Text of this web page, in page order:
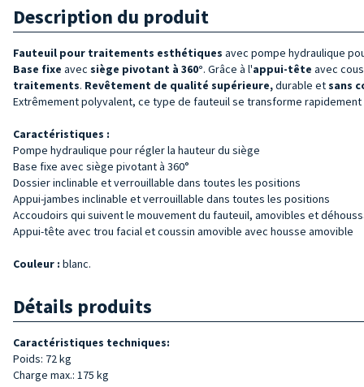
Description du produit
Fauteuil pour traitements esthétiques avec pompe hydraulique
Base fixe avec siège pivotant à 360°. Grâce à l'appui-tête avec
traitements. Revêtement de qualité supérieure,durable etsans
Extrêmement polyvalent, ce type de fauteuil se transforme
Caractéristiques :
Pompe hydraulique pour régler la hauteur du siège
Base fixe avec siège pivotant à 360°
Dossier inclinable et verrouillable dans toutes les positions
Appui-jambes inclinable et verrouillable dans toutes les positions
Accoudoirs qui suivent le mouvement du fauteuil, amovibles et
Appui-tête avec trou facial et coussin amovible avec housse amovible
Couleur : blanc.
Détails produits
Caractéristiques techniques:
Poids: 72 kg
Charge max.: 175 kg